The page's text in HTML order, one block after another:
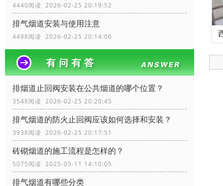
4440阅读 2026-02-25 20:19:52
排气烟道安装与使用注意
4498阅读 2026-02-25 20:14:06
排烟道止回阀安装在公共烟道的哪个位置？
3548阅读 2026-02-25 20:20:45
排气烟道的防火止回阀应该如何选择和安装？
3938阅读 2026-02-25 20:17:51
砖砌烟道的施工流程是怎样的？
5075阅读 2025-05-11 14:10:05
排气烟道有哪些分类